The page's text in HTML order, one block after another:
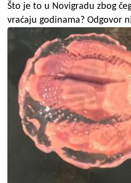
Što je to u Novigradu zbog
vraćaju godinama? Odgovor